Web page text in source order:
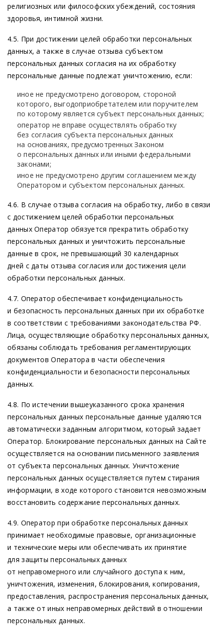
религиозных или философских убеждений, состояния
здоровья, интимной жизни.
4.5. При достижении целей обработки персональных
данных, а также в случае отзыва субъектом
персональных данных согласия на их обработку
персональные данные подлежат уничтожению, если:
иное не предусмотрено договором, стороной
которого, выгодоприобретателем или поручителем
по которому является субъект персональных данных;
оператор не вправе осуществлять обработку
без согласия субъекта персональных данных
на основаниях, предусмотренных Законом
о персональных данных или иными федеральными
законами;
иное не предусмотрено другим соглашением между
Оператором и субъектом персональных данных.
4.6. В случае отзыва согласия на обработку, либо в связи
с достижением целей обработки персональных
данных Оператор обязуется прекратить обработку
персональных данных и уничтожить персональные
данные в срок, не превышающий 30 календарных
дней с даты отзыва согласия или достижения цели
обработки персональных данных.
4.7. Оператор обеспечивает конфиденциальность
и безопасность персональных данных при их обработке
в соответствии с требованиями законодательства РФ.
Лица, осуществляющие обработку персональных данных,
обязаны соблюдать требования регламентирующих
документов Оператора в части обеспечения
конфиденциальности и безопасности персональных
данных.
4.8. По истечении вышеуказанного срока хранения
персональных данных персональные данные удаляются
автоматически заданным алгоритмом, который задает
Оператор. Блокирование персональных данных на Сайте
осуществляется на основании письменного заявления
от субъекта персональных данных. Уничтожение
персональных данных осуществляется путем стирания
информации, в ходе которого становится невозможным
восстановить содержание персональных данных.
4.9. Оператор при обработке персональных данных
принимает необходимые правовые, организационные
и технические меры или обеспечивать их принятие
для защиты персональных данных
от неправомерного или случайного доступа к ним,
уничтожения, изменения, блокирования, копирования,
предоставления, распространения персональных данных,
а также от иных неправомерных действий в отношении
персональных данных.